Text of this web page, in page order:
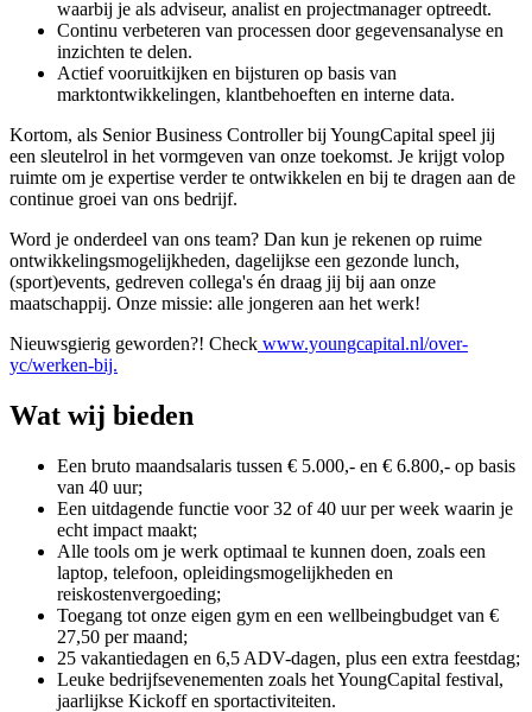
waarbij je als adviseur, analist en projectmanager optreedt.
Continu verbeteren van processen door gegevensanalyse en
inzichten te delen.
Actief vooruitkijken en bijsturen op basis van
marktontwikkelingen, klantbehoeften en interne data.
Kortom, als Senior Business Controller bij YoungCapital speel jij
een sleutelrol in het vormgeven van onze toekomst. Je krijgt volop
ruimte om je expertise verder te ontwikkelen en bij te dragen aan de
continue groei van ons bedrijf.
Word je onderdeel van ons team? Dan kun je rekenen op ruime
ontwikkelingsmogelijkheden, dagelijkse een gezonde lunch,
(sport)events, gedreven collega's én draag jij bij aan onze
maatschappij. Onze missie: alle jongeren aan het werk!
Nieuwsgierig geworden?! Check www.youngcapital.nl/over-
yc/werken-bij.
Wat wij bieden
Een bruto maandsalaris tussen € 5.000,- en € 6.800,- op basis
van 40 uur;
Een uitdagende functie voor 32 of 40 uur per week waarin je
echt impact maakt;
Alle tools om je werk optimaal te kunnen doen, zoals een
laptop, telefoon, opleidingsmogelijkheden en
reiskostenvergoeding;
Toegang tot onze eigen gym en een wellbeingbudget van €
27,50 per maand;
25 vakantiedagen en 6,5 ADV-dagen, plus een extra feestdag;
Leuke bedrijfsevenementen zoals het YoungCapital festival,
jaarlijkse Kickoff en sportactiviteiten.